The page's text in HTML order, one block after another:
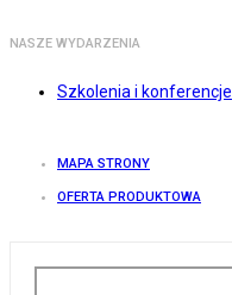
NASZE WYDARZENIA
Szkolenia i konferencje
MAPA STRONY
OFERTA PRODUKTOWA